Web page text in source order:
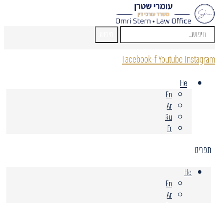
Facebook-fYoutube Instagram
He
En
Ar
Ru
Fr
תפריט
He
En
Ar